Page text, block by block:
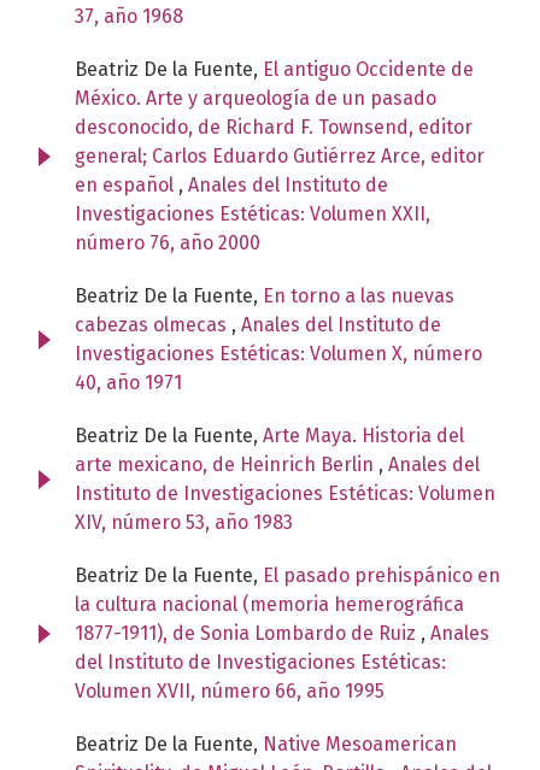
37, año 1968
Beatriz De la Fuente, El antiguo Occidente de
México. Arte y arqueología de un pasado
desconocido, de Richard F. Townsend, editor
general; Carlos Eduardo Gutiérrez Arce, editor
en español , Anales del Instituto de
Investigaciones Estéticas: Volumen XXII,
número 76, año 2000
Beatriz De la Fuente, En torno a las nuevas
cabezas olmecas , Anales del Instituto de
Investigaciones Estéticas: Volumen X, número
40, año 1971
Beatriz De la Fuente, Arte Maya. Historia del
arte mexicano, de Heinrich Berlin , Anales del
Instituto de Investigaciones Estéticas: Volumen
XIV, número 53, año 1983
Beatriz De la Fuente, El pasado prehispánico en
la cultura nacional (memoria hemerográfica
1877-1911), de Sonia Lombardo de Ruiz , Anales
del Instituto de Investigaciones Estéticas:
Volumen XVII, número 66, año 1995
Beatriz De la Fuente, Native Mesoamerican